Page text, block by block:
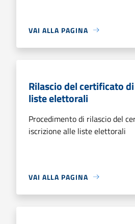
VAI ALLA PAGINA
Rilascio del certificato
liste elettorali
Procedimento di rilascio del
iscrizione alle liste elettorali
VAI ALLA PAGINA